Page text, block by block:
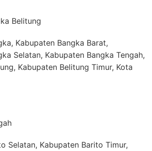
Belitung
Kabupaten Bangka Barat,
Selatan, Kabupaten Bangka Tengah,
Kabupaten Belitung Timur, Kota
Selatan, Kabupaten Barito Timur,